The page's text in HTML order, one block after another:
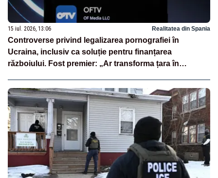
15 iul. 2026, 13:06 Realitatea din Spania
Controverse privind legalizarea pornografiei în
Ucraina, inclusiv ca soluție pentru finanțarea
războiului. Fost premier: „Ar transforma țara în